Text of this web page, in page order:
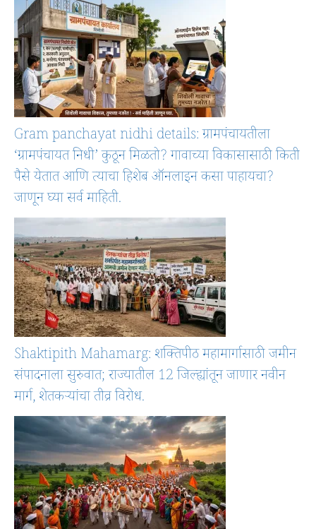
Gram panchayat nidhi details: ग्रामपंचायतीला
‘ग्रामपंचायत निधी’ कुठून मिळतो? गावाच्या विकासासाठी किती
पैसे येतात आणि त्याचा हिशेब ऑनलाइन कसा पाहायचा?
जाणून घ्या सर्व माहिती.
Shaktipith Mahamarg: शक्तिपीठ महामार्गासाठी जमीन
संपादनाला सुरुवात; राज्यातील 12 जिल्ह्यांतून जाणार नवीन
मार्ग, शेतकऱ्यांचा तीव्र विरोध.